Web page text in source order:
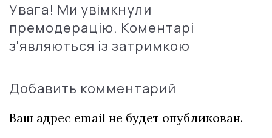
Увага! Ми увімкнули
премодерацію. Коментарі
з'являються із затримкою
Добавить комментарий
Ваш адрес email не будет опубликован.